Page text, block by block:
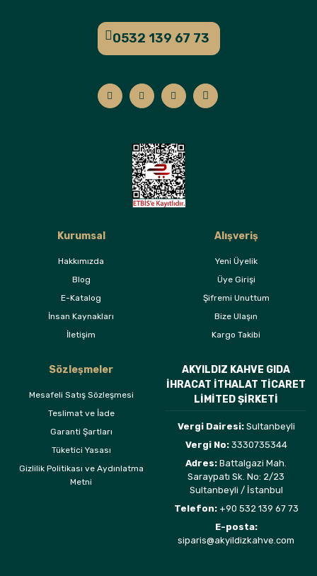
0532 139 67 73
Kurumsal
Hakkımızda
Blog
E-Katalog
İnsan Kaynakları
İletişim
Alışveriş
Yeni Üyelik
Üye Girişi
Şifremi Unuttum
Bize Ulaşın
Kargo Takibi
Sözleşmeler
Mesafeli Satış Sözleşmesi
Teslimat ve İade
Garanti Şartları
Tüketici Yasası
Gizlilik Politikası ve Aydınlatma
Metni
AKYILDIZ KAHVE GIDA
İHRACAT İTHALAT TİCARET
LİMİTED ŞİRKETİ
Vergi Dairesi:Sultanbeyli
Vergi No:3330735344
Adres: Battalgazi Mah.
Saraypatı Sk. No: 2/23
Sultanbeyli / İstanbul
Telefon:+90 532 139 67 73
E-posta:
siparis@akyildizkahve.com